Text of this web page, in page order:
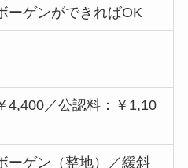
ーゲンができればOK
4,400／公認料：￥1,10
ーゲン（整地）／緩斜